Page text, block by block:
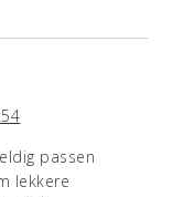
passen
lekkere